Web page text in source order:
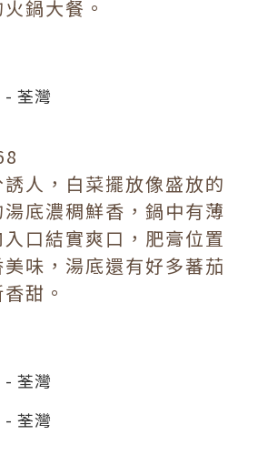
鍋大餐。
人，白菜擺放像盛放的
底濃稠鮮香，鍋中有薄
口結實爽口，肥膏位置
味，湯底還有好多蕃茄
甜。